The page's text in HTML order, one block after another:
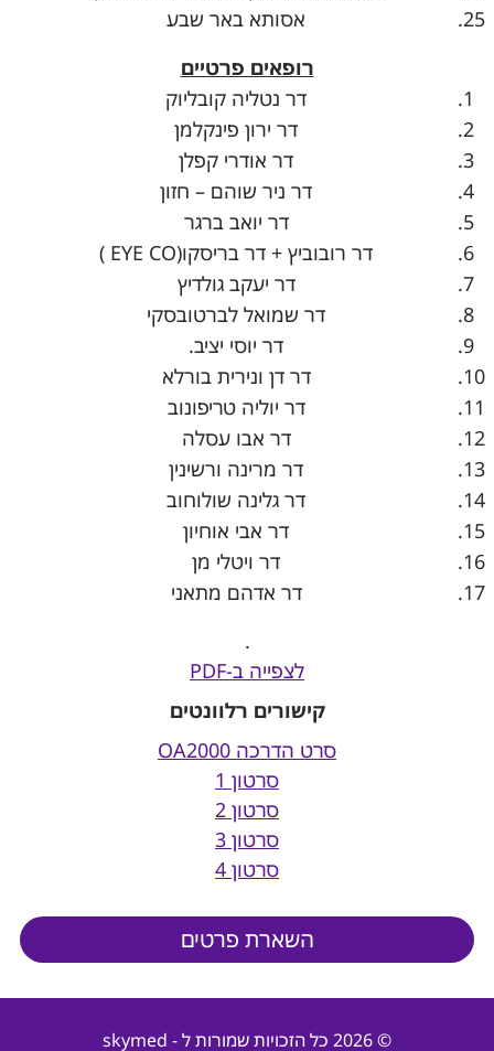
אסותא באר שבע
רופאים פרטיים
דר נטליה קובליוק
דר ירון פינקלמן
דר אודרי קפלן
דר ניר שוהם – חזון
דר יואב ברגר
דר רובוביץ + דר בריסקו(EYE CO
)
דר יעקב גולדיץ
דר שמואל לברטובסקי
דר יוסי יציב.
דר דן ונירית בורלא
דר יוליה טריפונוב
דר אבו עסלה
דר מרינה ורשינין
דר גלינה שולוחוב
דר אבי אוחיון
דר ויטלי מן
דר אדהם מתאני
.
לצפייה ב-PDF
קישורים רלוונטים
סרט הדרכה OA2000
סרטון 1
סרטון 2
סרטון 3
סרטון 4
השארת פרטים
© 2026 כל הזכויות שמורות ל - skymed